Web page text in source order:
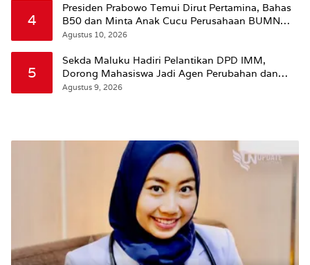
4
Presiden Prabowo Temui Dirut Pertamina, Bahas
B50 dan Minta Anak Cucu Perusahaan BUMN
Dikurangi
Agustus 10, 2026
5
Sekda Maluku Hadiri Pelantikan DPD IMM,
Dorong Mahasiswa Jadi Agen Perubahan dan
Mitra Strategis Pemerintah
Agustus 9, 2026